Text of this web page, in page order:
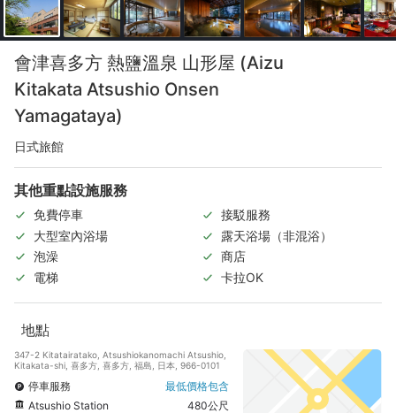
會津喜多方 熱鹽溫泉 山形屋 (Aizu
Kitakata Atsushio Onsen
Yamagataya)
日式旅館
其他重點設施服務
免費停車
接駁服務
大型室內浴場
露天浴場（非混浴）
泡澡
商店
電梯
卡拉OK
地點
347-2 Kitatairatako, Atsushiokanomachi Atsushio,
Kitakata-shi, 喜多方, 喜多方, 福島, 日本, 966-0101
停車服務
最低價格包含
Atsushio Station
480公尺